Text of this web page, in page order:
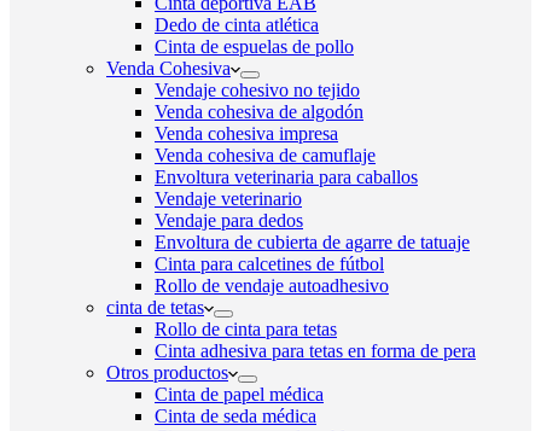
Dedo de cinta atlética
Cinta de espuelas de pollo
Venda Cohesiva
Vendaje cohesivo no tejido
Venda cohesiva de algodón
Venda cohesiva impresa
Venda cohesiva de camuflaje
Envoltura veterinaria para caballos
Vendaje veterinario
Vendaje para dedos
Envoltura de cubierta de agarre de tatuaje
Cinta para calcetines de fútbol
Rollo de vendaje autoadhesivo
cinta de tetas
Rollo de cinta para tetas
Cinta adhesiva para tetas en forma de pera
Otros productos
Cinta de papel médica
Cinta de seda médica